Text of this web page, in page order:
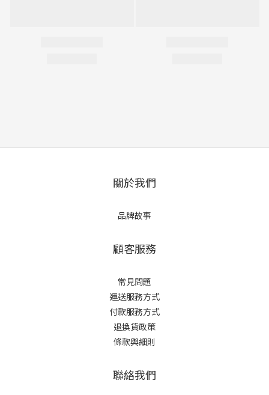
關於我們
品牌故事
顧客服務
常見問題
運送服務方式
付款服務方式
退換貨政策
條款與細則
聯絡我們